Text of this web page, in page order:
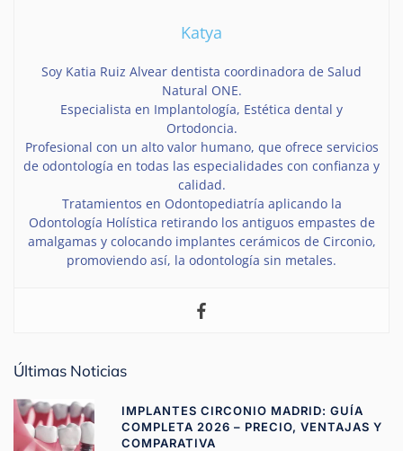
Katya
Soy Katia Ruiz Alvear dentista coordinadora de Salud
Natural ONE.
Especialista en Implantología, Estética dental y
Ortodoncia.
Profesional con un alto valor humano, que ofrece servicios
de odontología en todas las especialidades con confianza y
calidad.
Tratamientos en Odontopediatría aplicando la
Odontología Holística retirando los antiguos empastes de
amalgamas y colocando implantes cerámicos de Circonio,
promoviendo así, la odontología sin metales.
Últimas Noticias
IMPLANTES CIRCONIO MADRID: GUÍA
COMPLETA 2026 – PRECIO, VENTAJAS Y
COMPARATIVA